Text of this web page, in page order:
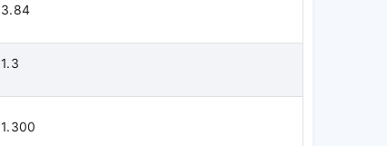
3.84
1.3
1.300